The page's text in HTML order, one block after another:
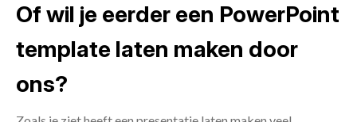
Of wil je eerder een PowerPoint
template laten maken door
ons?